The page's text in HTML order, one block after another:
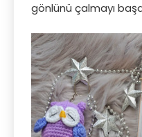
gönlünü çalmayı